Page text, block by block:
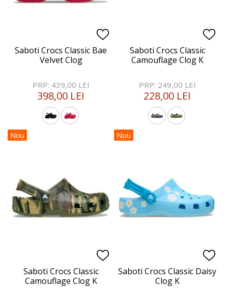
Saboti Crocs Classic Bae
Velvet Clog
PRP: 439,00 LEI
398,00 LEI
Saboti Crocs Classic
Camouflage Clog K
PRP: 249,00 LEI
228,00 LEI
Nou
Saboti Crocs Classic
Camouflage Clog K
Nou
Saboti Crocs Classic Daisy
Clog K